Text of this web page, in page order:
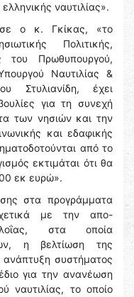
ναυτιλίας».
ο κ. Γκίκας, «το
Πολιτικής,
του Πρωθυπουργού,
Ναυτιλίας &
Στυλιανίδη, έχει
για τη συνεχή
των νησιών και την
και εδαφικής
από το
εκτιμάται ότι θα
εκ ευρώ».
στα προγράμματα
με την απο-
στα οποία
η βελτίωση της
συστήματος
για την ανανέωση
ναυτιλίας, το οποίο